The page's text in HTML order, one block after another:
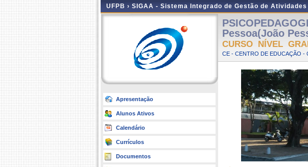
UFPB › SIGAA - Sistema Integrado de Gestão de
Apresentação
Alunos Ativos
Calendário
Currículos
Documentos
Pessoa(João
CURSO NÍVEL
CE - CENTRO DE EDUCAÇÃO -